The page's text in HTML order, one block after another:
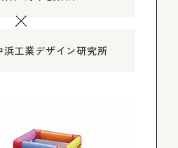
メンバー登録
浜工業デザイン研究所